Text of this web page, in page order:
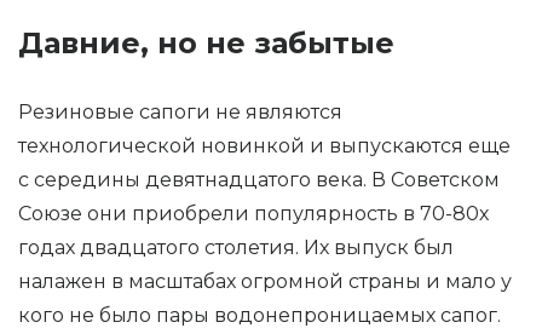
Давние, но не забытые
Резиновые сапоги не являются
технологической новинкой и выпускаются еще
с середины девятнадцатого века. В Советском
Союзе они приобрели популярность в 70-80х
годах двадцатого столетия. Их выпуск был
налажен в масштабах огромной страны и мало у
кого не было пары водонепроницаемых сапог.